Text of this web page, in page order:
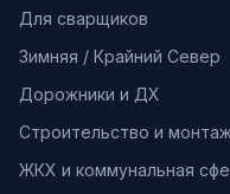
Для сварщиков
Зимняя / Крайний Север
Дорожники и ДХ
Строительство и
ЖКХ и коммунальная